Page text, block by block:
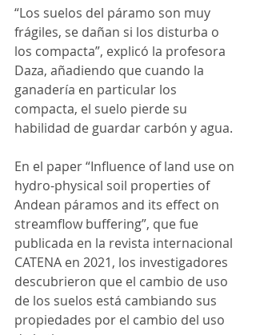
“Los suelos del páramo son muy
frágiles, se dañan si los disturba o
los compacta”, explicó la profesora
Daza, añadiendo que cuando la
ganadería en particular los
compacta, el suelo pierde su
habilidad de guardar carbón y agua.
En el paper “Influence of land use on
hydro-physical soil properties of
Andean páramos and its effect on
streamflow buffering”, que fue
publicada en la revista internacional
CATENA en 2021, los investigadores
descubrieron que el cambio de uso
de los suelos está cambiando sus
propiedades por el cambio del uso